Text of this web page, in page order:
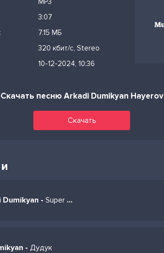
3:07
7.15 МБ
320 кбит/с, Stereo
10-12-2024, 10:36
Скачать песню Arkadi Dumikyan Hayerov
Скачать
Dumikyan - Super Sako
- Дудук